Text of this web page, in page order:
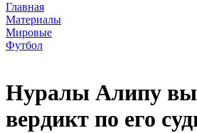
Главная
Материалы
Мировые
Футбол
Нуралы Алипу
вердикт по его